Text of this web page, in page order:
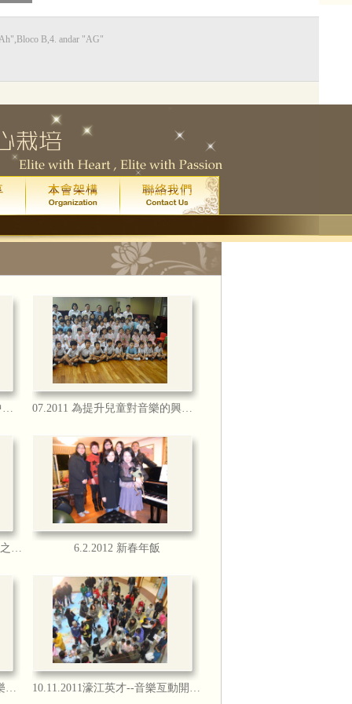
星期五 ) 晚上八點
售罄。
音樂學院 4 級鋼琴考試全年最高
，出席節目訪問，本會會長李周麗華
仕良先生接受訪問。
怡基金會、葡文書店均有售。
常音樂交流活動
B,4. andar "AG"
8.5.2011由「宣道堂社區服務中心」舉辦之「2011青少年勵志歌曲歌唱比賽」中由本會理事長甘仕良先生聯同 香港知名作典作詞家徐偉賢先生擔任評審委員 07.2011 為提升兒童對音樂的興趣, 將與氹仔「濠江英才」舉辦一連串的音樂藝術工作坊
20.3.2012 與世界四大小提琴家之一的 JOSHUA BELL 合照 6.2.2012 新春年飯
29.11.2011 與通利琴行合作音樂交流事宜 10.11.2011濠江英才--音樂亙動開心日